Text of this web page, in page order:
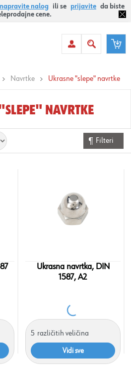
napravite nalog ili se prijavite da biste
cene.
Navrtke Ukrasne "slepe" navrtke
NAVRTKE
Filteri
Ukrasna navrtka, DIN
1587, A2
5 različitih veličina
Vidi sve